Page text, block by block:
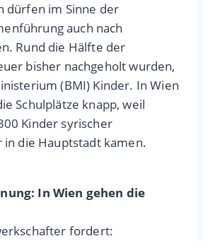
dürfen im Sinne der
auch nach
Rund die Hälfte der
bisher nachgeholt wurden,
(BMI) Kinder. In Wien
Schulplätze knapp, weil
Kinder syrischer
die Hauptstadt kamen.
In Wien gehen die
fordert: